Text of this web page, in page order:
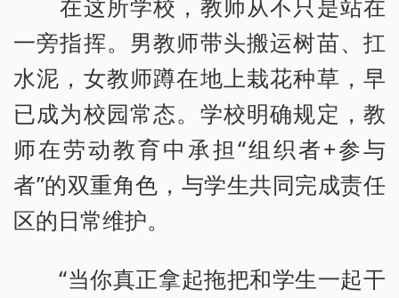
在这所学校，教师从不只是站在
一旁指挥。男教师带头搬运树苗、扛
水泥，女教师蹲在地上栽花种草，早
已成为校园常态。学校明确规定，教
师在劳动教育中承担“组织者+参与
者”的双重角色，与学生共同完成责任
区的日常维护。
“当你真正拿起拖把和学生一起干